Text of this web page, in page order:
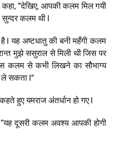
कहा, “देखिए, आपकी कलम मिल गयी
कलम थी l
है l यह अष्टधातु की बनी महँगी कलम
मुझे ससुराल से मिली थी जिस पर
कलम से कभी लिखने का सौभाग्य
ले सकता l”
हुए यमराज अंतर्धान हो गए l
दूसरी कलम अवश्य आपकी होगी